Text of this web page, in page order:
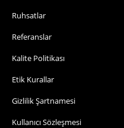
Ruhsatlar
Referanslar
Kalite Politikası
Etik Kurallar
Gizlilik Şartnamesi
Kullanıcı Sözleşmesi